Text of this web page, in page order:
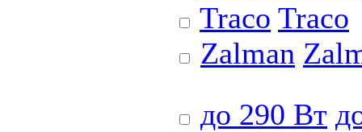
Traco Traco
Zalman
до 290 Вт